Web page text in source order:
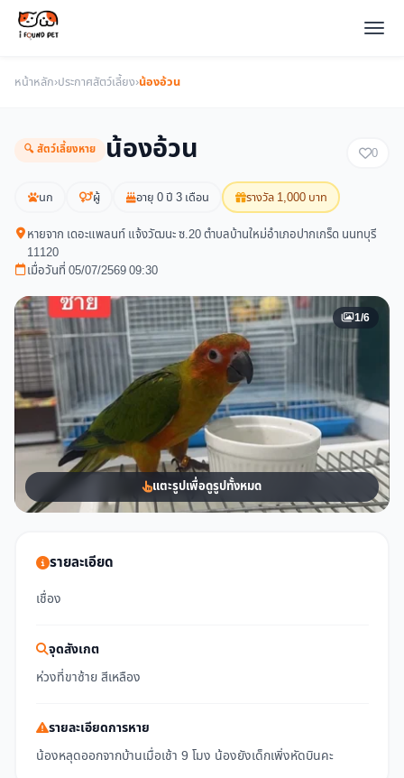
หน้าหลัก›ประกาศสัตว์เลี้ยง›น้องอ้วน
🔍 สัตว์เลี้ยงหาย น้องอ้วน 0
นก ผู้ อายุ 0 ปี 3 เดือน รางวัล 1,000 บาท
หายจาก เดอะแพลนท์ แจ้งวัฒนะ ซ.20 ตำบลบ้านใหม่อำเภอปากเกร็ด นนทบุรี
11120
เมื่อวันที่ 05/07/2569 09:30
1/6
แตะรูปเพื่อดูรูปทั้งหมด
รายละเอียด
เชื่อง
จุดสังเกต
ห่วงที่ขาซ้าย สีเหลือง
รายละเอียดการหาย
น้องหลุดออกจากบ้านเมื่อเช้า 9 โมง น้องยังเด็กเพิ่งหัดบินคะ